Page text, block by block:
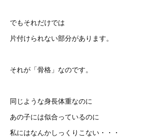
でもそれだけでは
片付けられない部分があります。
それが「骨格」なのです。
同じような身長体重なのに
あの子には似合っているのに
私にはなんかしっくりこない・・・